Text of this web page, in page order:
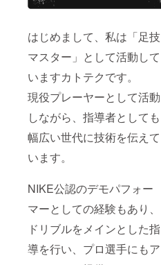
はじめまして、私は「足技
マスター」として活動して
いますカトテクです。
現役プレーヤーとして活動
しながら、指導者としても
幅広い世代に技術を伝えて
います。
NIKE公認のデモパフォー
マーとしての経験もあり、
ドリブルをメインとした指
導を行い、プロ選手にもア